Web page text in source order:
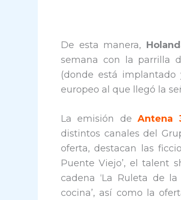
De esta manera,
semana con la parrilla
(donde está
europeo al que llegó la
La emisión deAntena
distintos canales del
oferta, destacan las
Puente Viejo’, el talent
cadena ‘La Ruleta de la
cocina’, así como la